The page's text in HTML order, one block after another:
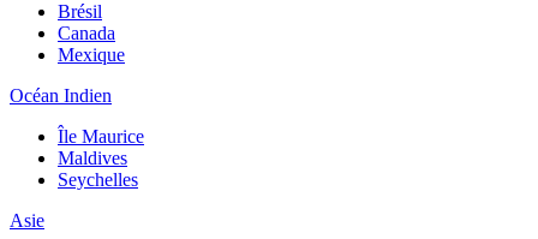
Brésil
Canada
Mexique
Océan Indien
Île Maurice
Maldives
Seychelles
Asie